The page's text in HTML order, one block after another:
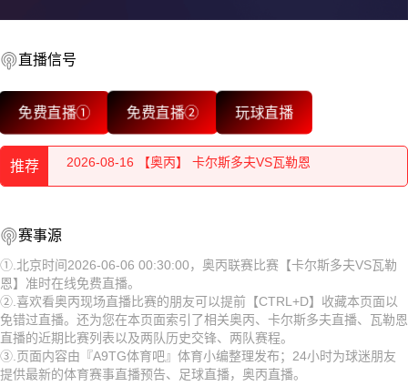
直播信号
免费直播① 免费直播② 玩球直播
推荐
2026-08-16 【奥丙】 卡尔斯多夫VS瓦勒恩
2026-08-16 【奥丙】 卡尔斯多夫VS瓦勒恩
2026-08-16 【奥丙】 卡尔斯多夫VS瓦勒恩
2026-08-16 【奥丙】 卡尔斯多夫VS瓦勒恩
2026-08-16 【奥丙】 卡尔斯多夫VS瓦勒恩
2026-08-16 【奥丙】 卡尔斯多夫VS瓦勒恩
2026-08-16 【奥丙】 卡尔斯多夫VS瓦勒恩
2026-08-16 【奥丙】 卡尔斯多夫VS瓦勒恩
2026-08-16 【奥丙】 卡尔斯多夫VS瓦勒恩
赛事源
①.北京时间2026-06-06 00:30:00，奥丙联赛比赛【卡尔斯多夫VS瓦勒
恩】准时在线免费直播。
②.喜欢看奥丙现场直播比赛的朋友可以提前【CTRL+D】收藏本页面以
免错过直播。还为您在本页面索引了相关奥丙、卡尔斯多夫直播、瓦勒恩
直播的近期比赛列表以及两队历史交锋、两队赛程。
③.页面内容由『A9TG体育吧』体育小编整理发布；24小时为球迷朋友
提供最新的体育赛事直播预告、足球直播，奥丙直播。